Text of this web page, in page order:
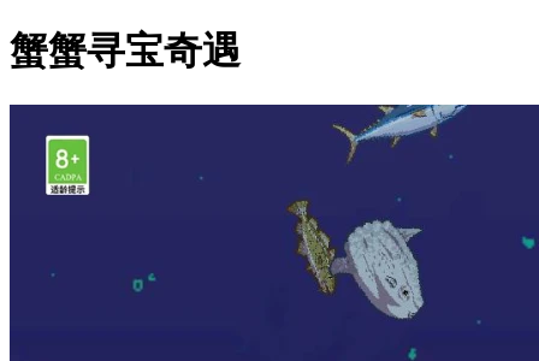
蟹蟹寻宝奇遇